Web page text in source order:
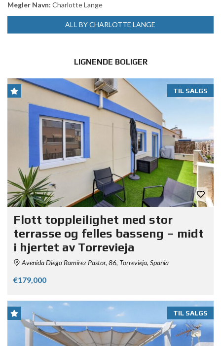
Megler Navn: Charlotte Lange
ALL BY CHARLOTTE LANGE
LIGNENDE BOLIGER
TIL SALGS
Flott toppleilighet med stor
terrasse og felles basseng – midt
i hjertet av Torrevieja
Avenida Diego Ramírez Pastor, 86, Torrevieja, Spania
€179,000
TIL SALGS